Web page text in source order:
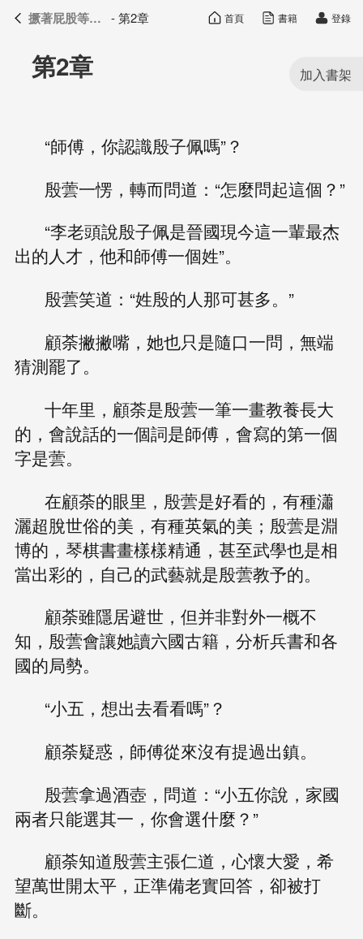
撅著屁股等夫君艸 目錄
第2章
“師傅，你認識殷子佩嗎”？
殷蕓一愣，轉而問道：“怎麼問起這個？”
“李老頭說殷子佩是晉國現今這一輩最杰
出的人才，他和師傅一個姓”。
殷蕓笑道：“姓殷的人那可甚多。”
顧荼撇撇嘴，她也只是隨口一問，無端
猜測罷了。
十年里，顧荼是殷蕓一筆一畫教養長大
的，會說話的一個詞是師傅，會寫的第一個
字是蕓。
在顧荼的眼里，殷蕓是好看的，有種瀟
灑超脫世俗的美，有種英氣的美；殷蕓是淵
博的，琴棋書畫樣樣精通，甚至武學也是相
當出彩的，自己的武藝就是殷蕓教予的。
顧荼雖隱居避世，但并非對外一概不
知，殷蕓會讓她讀六國古籍，分析兵書和各
國的局勢。
“小五，想出去看看嗎”？
顧荼疑惑，師傅從來沒有提過出鎮。
殷蕓拿過酒壺，問道：“小五你說，家國
兩者只能選其一，你會選什麼？”
顧荼知道殷蕓主張仁道，心懷大愛，希
望萬世開太平，正準備老實回答，卻被打
斷。
撅著屁股等夫君艸 - 第2章 首頁 書籍 登錄